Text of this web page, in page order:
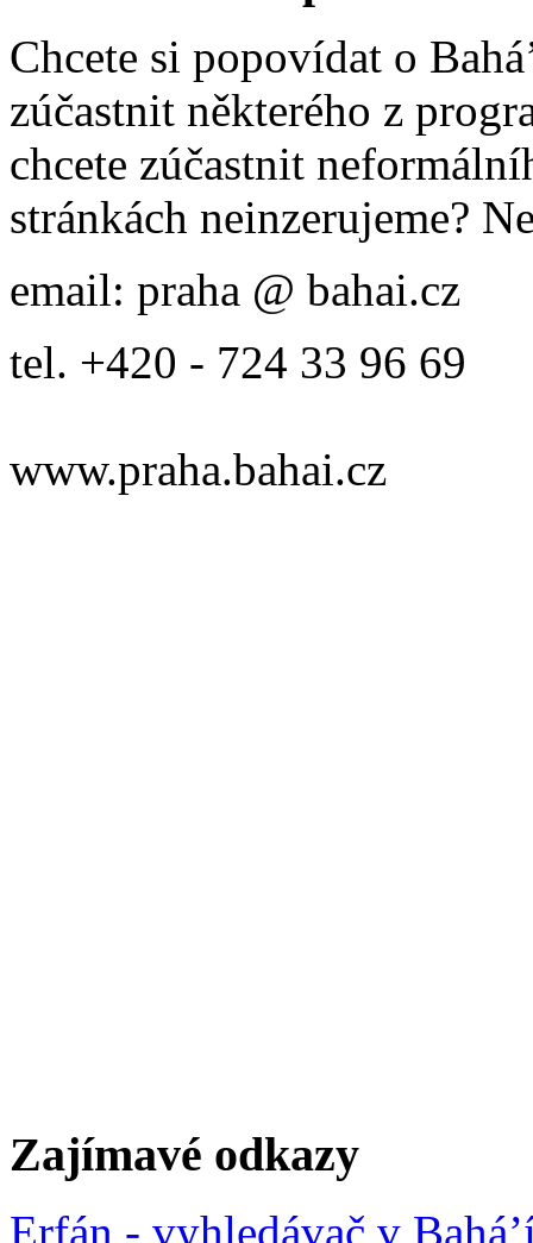
Chcete si popovídat o
zúčastnit některého z
chcete zúčastnit
stránkách neinzerujeme?
email: praha @ bahai.cz
tel. +420 - 724 33 96 69
www.praha.bahai.cz
Zajímavé odkazy
Erfán - vyhledávač v